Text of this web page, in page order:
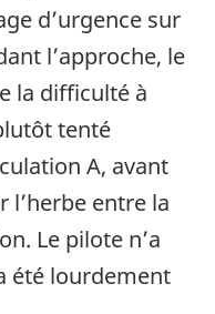
d’urgence sur
l’approche, le
la difficulté à
tenté
A, avant
l’herbe entre la
Le pilote n’a
été lourdement